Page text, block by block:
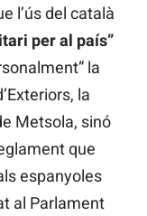
l’ús del català
per al país”
la
la
Metsola, sinó
que
espanyoles
al Parlament